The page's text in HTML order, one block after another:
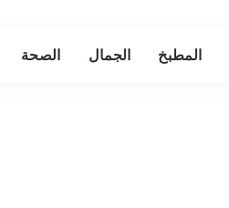
المطبخ الجمال الصحة